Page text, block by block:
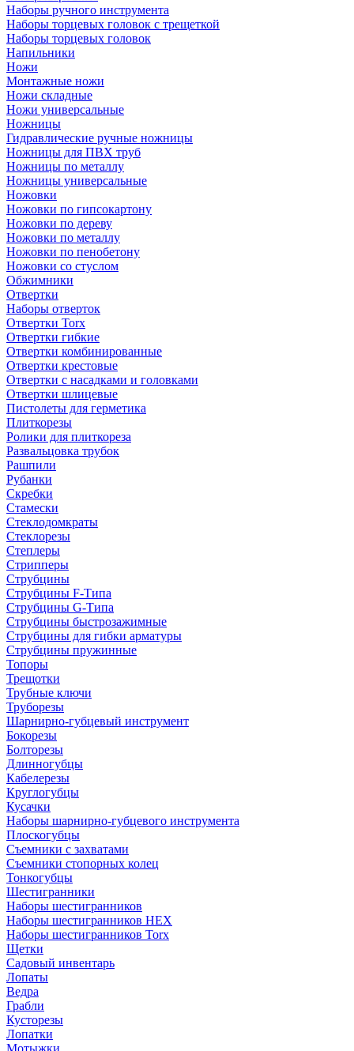
Наборы ручного инструмента
Наборы торцевых головок с трещеткой
Наборы торцевых головок
Напильники
Ножи
Монтажные ножи
Ножи складные
Ножи универсальные
Ножницы
Гидравлические ручные ножницы
Ножницы для ПВХ труб
Ножницы по металлу
Ножницы универсальные
Ножовки
Ножовки по гипсокартону
Ножовки по дереву
Ножовки по металлу
Ножовки по пенобетону
Ножовки со стуслом
Обжимники
Отвертки
Наборы отверток
Отвертки Torx
Отвертки гибкие
Отвертки комбинированные
Отвертки крестовые
Отвертки с насадками и головками
Отвертки шлицевые
Пистолеты для герметика
Плиткорезы
Ролики для плиткореза
Развальцовка трубок
Рашпили
Рубанки
Скребки
Стамески
Стеклодомкраты
Стеклорезы
Степлеры
Стрипперы
Струбцины
Струбцины F-Типа
Струбцины G-Типа
Струбцины быстрозажимные
Струбцины для гибки арматуры
Струбцины пружинные
Топоры
Трещотки
Трубные ключи
Труборезы
Шарнирно-губцевый инструмент
Бокорезы
Болторезы
Длинногубцы
Кабелерезы
Круглогубцы
Кусачки
Наборы шарнирно-губцевого инструмента
Плоскогубцы
Съемники с захватами
Съемники стопорных колец
Тонкогубцы
Шестигранники
Наборы шестигранников
Наборы шестигранников HEX
Наборы шестигранников Torx
Щетки
Садовый инвентарь
Лопаты
Ведра
Грабли
Кусторезы
Лопатки
Мотыжки